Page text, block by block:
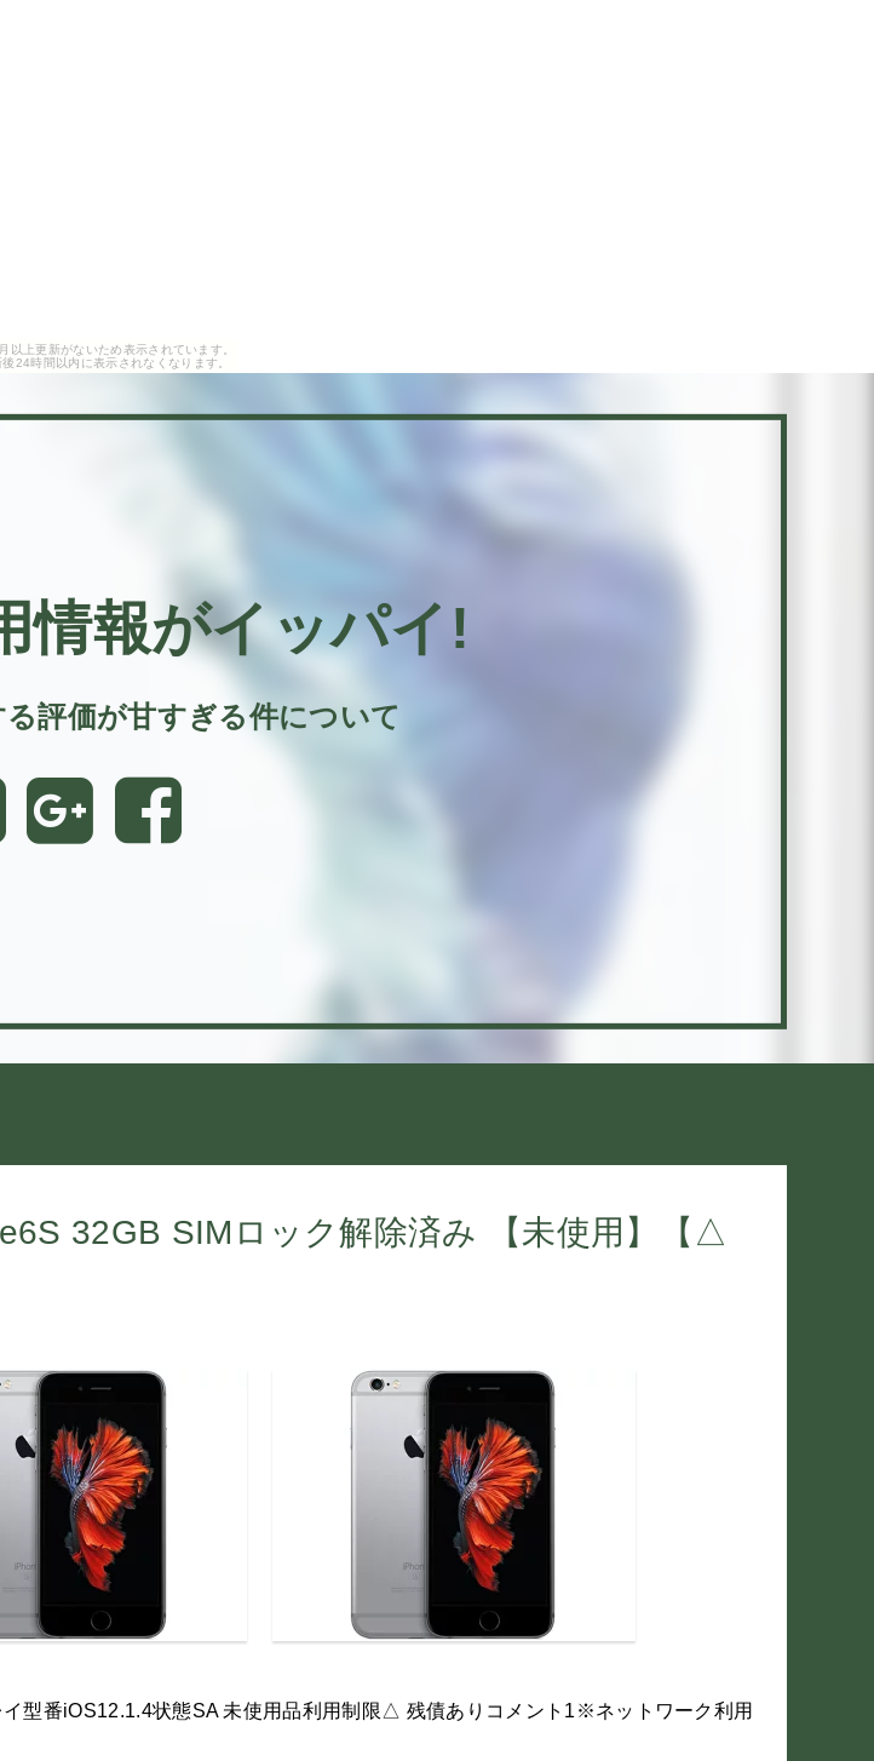
以上更新がないため表示されています。
24時間以内に表示されなくなります。
情報がイッパイ!
評価が甘すぎる件について
32GB SIMロック解除済み 【未使用】【△
型番iOS12.1.4状態SA 未使用品利用制限△ 残債ありコメント1※ネットワーク利用